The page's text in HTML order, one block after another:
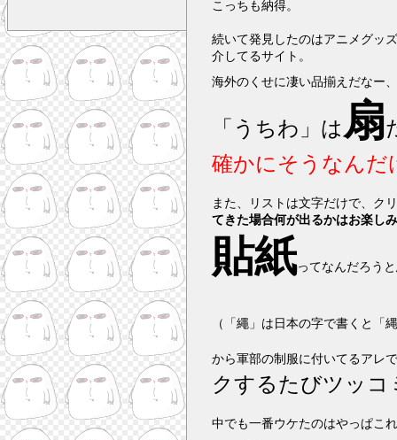
こっちも納得。
続いて発見したのはアニメグッ
介してるサイト。
海外のくせに凄い品揃えだなー
「うちわ」は 扇
確かにそうなんだ
また、リストは文字だけで、ク
てきた場合何が出るかはお楽し
貼紙ってなんだろう
（「繩」は日本の字で書くと「
から軍部の制服に付いてるアレ
クするたびツッコ
中でも一番ウケたのはやっぱこ